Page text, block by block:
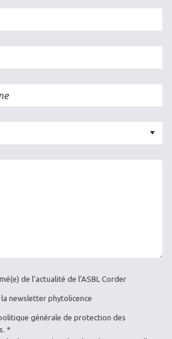
de l’actualité de l'ASBL Corder
la newsletter phytolicence
politique générale de protection des